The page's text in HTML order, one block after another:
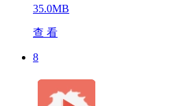
35.0MB
查 看
8